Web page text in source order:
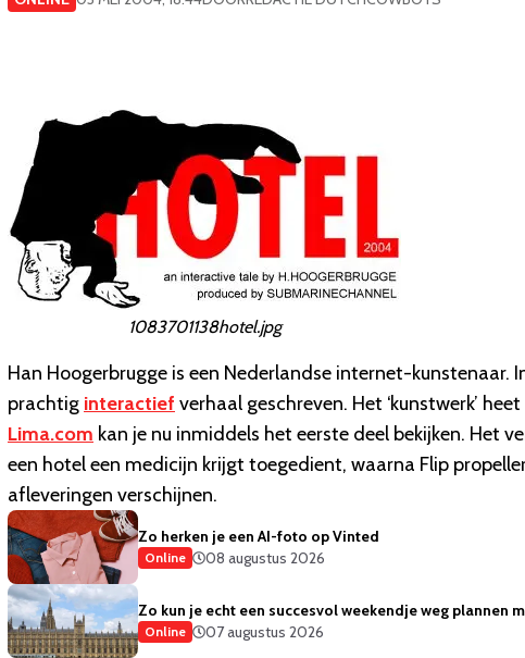
1083701138hotel.jpg
Han Hoogerbrugge is een Nederlandse internet-
prachtig interactief verhaal geschreven. Het ‘kunstwerk’
Lima.com kan je nu inmiddels het eerste deel bekijken. Het
een hotel een medicijn krijgt toegedient, waarna Flip
afleveringen verschijnen.
Zo herken je een AI-foto op Vinted
Online 08 augustus 2026
Zo kun je echt een succesvol weekendje weg plannen
Online 07 augustus 2026